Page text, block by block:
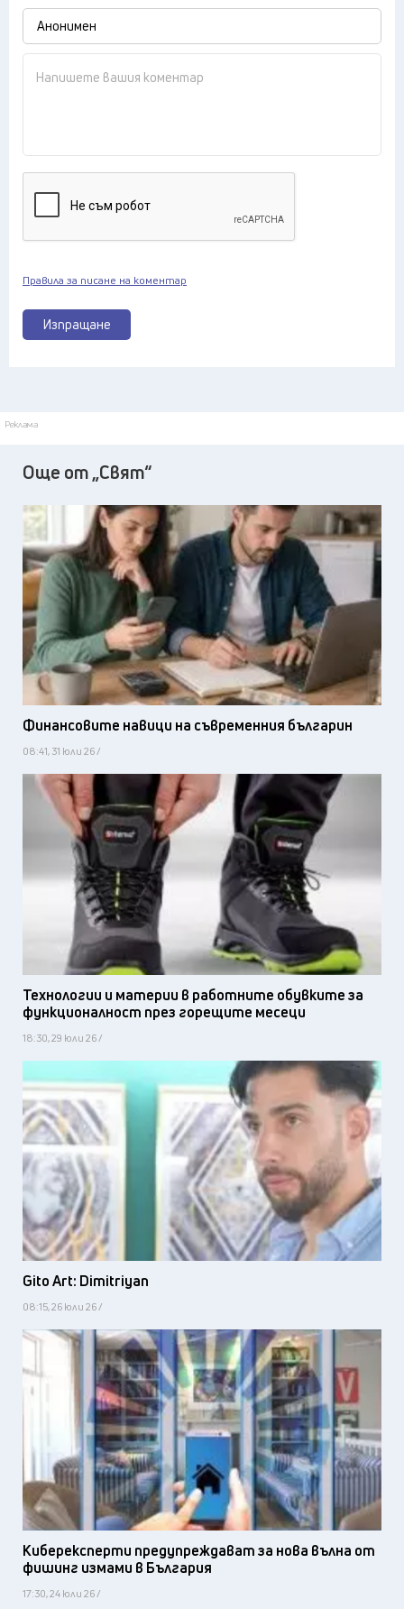
Изпращане
Правила за писане на коментар
Реклама
Още от „Свят“
Финансовите навици на съвременния българин
08:41, 31 юли 26 /
Технологии и материи в работните обувките за
функционалност през горещите месеци
18:30, 29 юли 26 /
Gito Art: Dimitriyan
08:15, 26 юли 26 /
Киберексперти предупреждават за нова вълна от
фишинг измами в България
17:30, 24 юли 26 /